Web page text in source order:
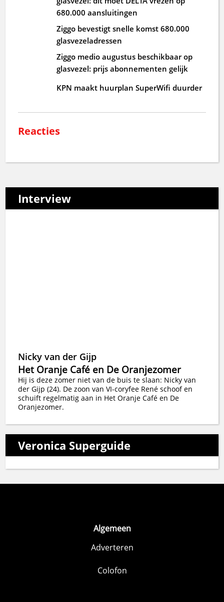
680.000 aansluitingen
Ziggo bevestigt snelle komst 680.000
glasvezeladressen
Ziggo medio augustus beschikbaar op
glasvezel: prijs abonnementen gelijk
KPN maakt huurplan SuperWifi duurder
Reacties
Interview
Nicky van der Gijp
Het Oranje Café en De Oranjezomer
Hij is deze zomer niet van de buis te slaan: Nicky van
der Gijp (24). De zoon van VI-coryfee René schoof en
schuift regelmatig aan in Het Oranje Café en De
Oranjezomer.
Veronica Superguide
Algemeen
Adverteren
Colofon